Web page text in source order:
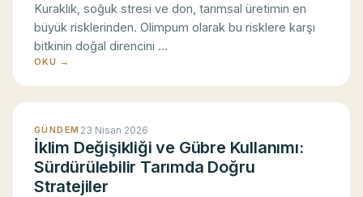
Kuraklık, soğuk stresi ve don, tarımsal üretimin en
büyük risklerinden. Olimpum olarak bu risklere karşı
bitkinin doğal direncini …
OKU →
GÜNDEM 23 Nisan 2026
İklim Değişikliği ve Gübre Kullanımı:
Sürdürülebilir Tarımda Doğru
Stratejiler